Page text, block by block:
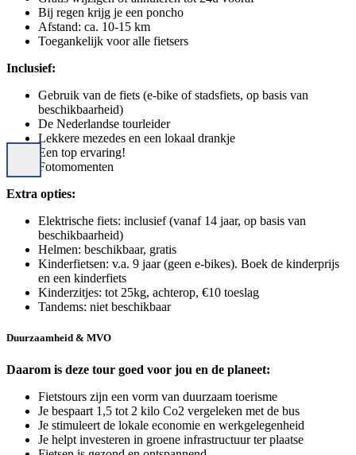
Bij regen krijg je een poncho
Afstand: ca. 10-15 km
Toegankelijk voor alle fietsers
Inclusief:
Gebruik van de fiets (e-bike of stadsfiets, op basis van
beschikbaarheid)
De Nederlandse tourleider
Lekkere mezedes en een lokaal drankje
Een top ervaring!
Fotomomenten
Extra opties:
Elektrische fiets: inclusief (vanaf 14 jaar, op basis van
beschikbaarheid)
Helmen: beschikbaar, gratis
Kinderfietsen: v.a. 9 jaar (geen e-bikes). Boek de kinderprijs
en een kinderfiets
Kinderzitjes: tot 25kg, achterop, €10 toeslag
Tandems: niet beschikbaar
Duurzaamheid & MVO
Daarom is deze tour goed voor jou en de planeet:
Fietstours zijn een vorm van duurzaam toerisme
Je bespaart 1,5 tot 2 kilo Co2 vergeleken met de bus
Je stimuleert de lokale economie en werkgelegenheid
Je helpt investeren in groene infrastructuur ter plaatse